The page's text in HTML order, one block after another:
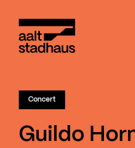
Main content
Concert
Guildo